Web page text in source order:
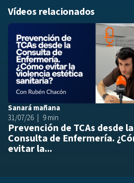
Vídeos relacionados
Sanará mañana
31/07/26
9 min
Prevención de TCAs desde la
Consulta de Enfermería.
evitar la...